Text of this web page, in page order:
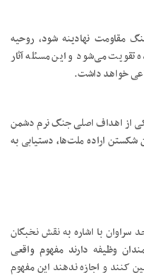
مقاومت نهادینه شود، روحیه
تقویت می‌شود و این مسئله آثار
خواهد داشت.
از اهداف اصلی جنگ نرم دشمن
اراده ملت‌ها، دستیابی به
سراوان با اشاره به نقش نخبگان
وظیفه دارند مفهوم واقعی
کنند و اجازه ندهند این مفهوم